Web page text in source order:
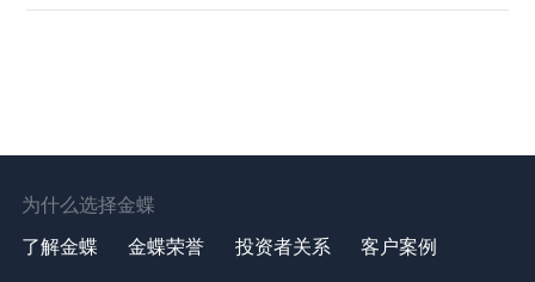
为什么选择金蝶
了解金蝶 金蝶荣誉 投资者关系 客户案例